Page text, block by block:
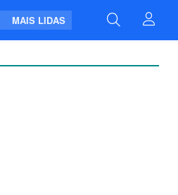
MAIS LIDAS